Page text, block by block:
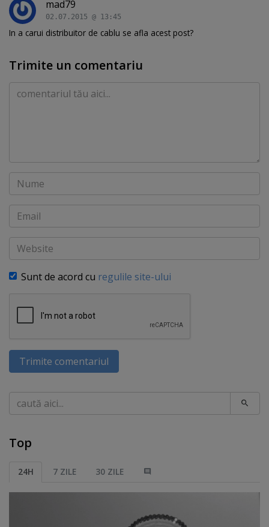
mad79
02.07.2015 @ 13:45
In a carui distribuitor de cablu se afla acest post?
Trimite un comentariu
Comentariu
Nume
Email
Website
Sunt de acord cu regulile site-ului
Trimite comentariul
Caută
Top
24H 7 ZILE 30 ZILE